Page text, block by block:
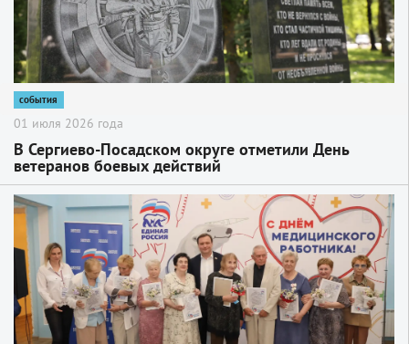
события
01 июля 2026 года
В Сергиево-Посадском округе отметили День
ветеранов боевых действий
2